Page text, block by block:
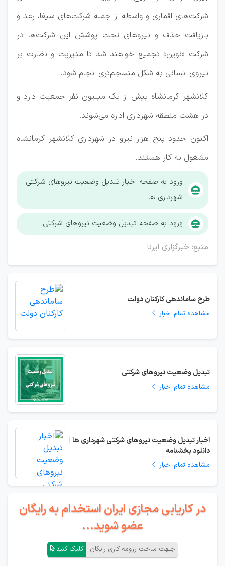
شرکت‌های اقماری و واسطه از جمله شرکت‌های سیفا، رعد و
بازیافت حذف و نیروهای تحت پوشش این شرکت‌ها در
شرکت «نوین» تجمیع خواهند شد تا مدیریت و نظارت بر
نیروی انسانی به شکل منسجم‌تری انجام شود.
کلانشهر کرمانشاه بیش از یک میلیون نفر جمعیت دارد و
در هشت منطقه شهرداری اداره می‌شوند.
اکنون حدود پنج هزار نیرو در شهرداری کلانشهر کرمانشاه
مشغول به کار هستند.
ورود به صفحه اخبار تبدیل وضعیت نیروهای شرکتی
شهرداری ها
ورود به صفحه تبدیل وضعیت نیروهای شرکتی
منبع: خبرگزاری ایرنا
طرح ساماندهی کارکنان دولت
مشاهده تمام اخبار
تبدیل وضعیت نیروهای شرکتی
مشاهده تمام اخبار
اخبار تبدیل وضعیت نیروهای شرکتی شهرداری ها |
دانلود بخشنامه
مشاهده تمام اخبار
در کاریابی مجازی ایران استخدام به رایگان
عضو شوید...
جـهت ساخت رزومه کاری رایگان کلیک کنید